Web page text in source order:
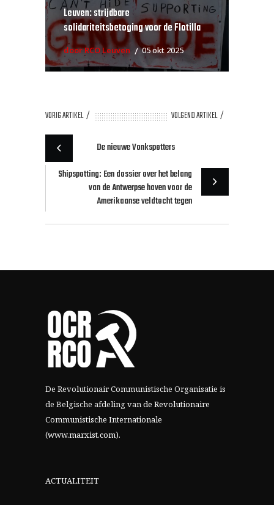
Leuven: strijdbare
solidariteitsbetoging voor de Flotilla
door RCO Leuven 05 okt 2025
VORIG ARTIKEL VOLGEND ARTIKEL
De nieuwe Vonkspotters
Shipspotting: Een dossier over het belang
van de Antwerpse haven voor de
Amerikaanse veldtocht tegen
De Revolutionair Communistische Organisatie is
de Belgische afdeling vande Revolutionaire
Communistische Internationale
(www.marxist.com).
ACTUALITEIT